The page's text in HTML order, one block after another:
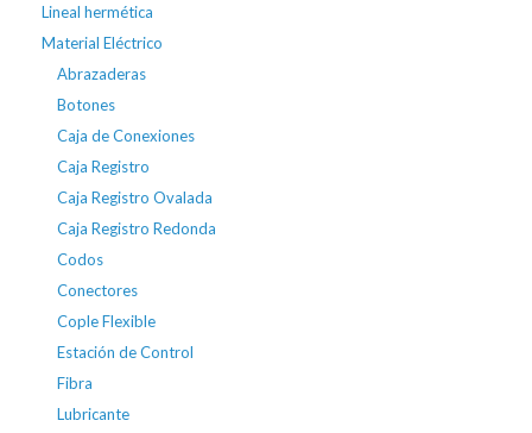
Lineal hermética
Material Eléctrico
Abrazaderas
Botones
Caja de Conexiones
Caja Registro
Caja Registro Ovalada
Caja Registro Redonda
Codos
Conectores
Cople Flexible
Estación de Control
Fibra
Lubricante